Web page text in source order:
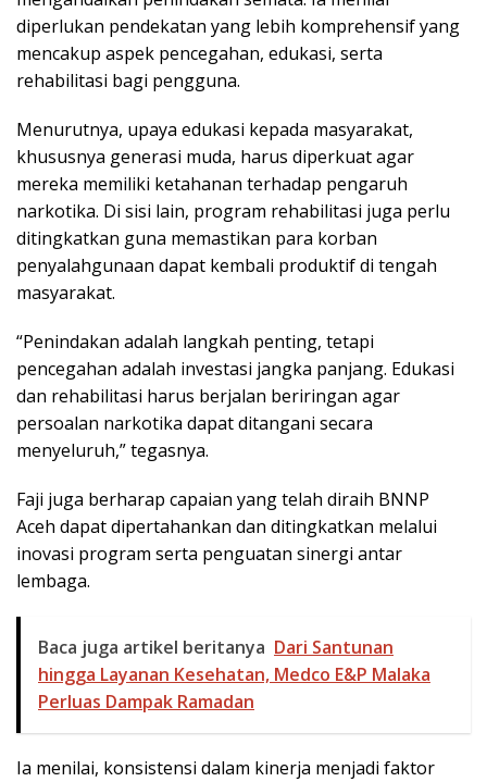
diperlukan pendekatan yang lebih komprehensif yang
mencakup aspek pencegahan, edukasi, serta
rehabilitasi bagi pengguna.
Menurutnya, upaya edukasi kepada masyarakat,
khususnya generasi muda, harus diperkuat agar
mereka memiliki ketahanan terhadap pengaruh
narkotika. Di sisi lain, program rehabilitasi juga perlu
ditingkatkan guna memastikan para korban
penyalahgunaan dapat kembali produktif di tengah
masyarakat.
“Penindakan adalah langkah penting, tetapi
pencegahan adalah investasi jangka panjang. Edukasi
dan rehabilitasi harus berjalan beriringan agar
persoalan narkotika dapat ditangani secara
menyeluruh,” tegasnya.
Faji juga berharap capaian yang telah diraih BNNP
Aceh dapat dipertahankan dan ditingkatkan melalui
inovasi program serta penguatan sinergi antar
lembaga.
Baca juga artikel beritanya Dari Santunan
hingga Layanan Kesehatan, Medco E&P Malaka
Perluas Dampak Ramadan
Ia menilai, konsistensi dalam kinerja menjadi faktor